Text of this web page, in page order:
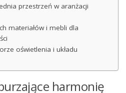
przestrzeń w aranżacji
materiałów i mebli dla
oświetlenia i układu
harmonię